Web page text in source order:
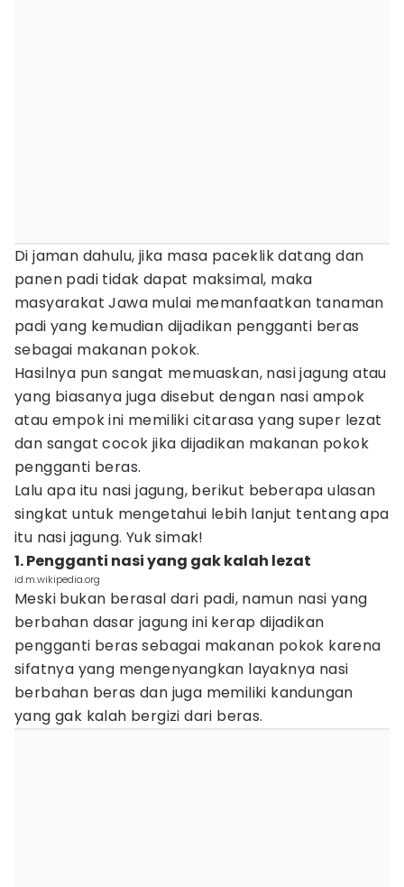
Di jaman dahulu, jika masa paceklik datang dan
panen padi tidak dapat maksimal, maka
masyarakat Jawa mulai memanfaatkan tanaman
padi yang kemudian dijadikan pengganti beras
sebagai makanan pokok.
Hasilnya pun sangat memuaskan, nasi jagung atau
yang biasanya juga disebut dengan nasi ampok
atau empok ini memiliki citarasa yang super lezat
dan sangat cocok jika dijadikan makanan pokok
pengganti beras.
Lalu apa itu nasi jagung, berikut beberapa ulasan
singkat untuk mengetahui lebih lanjut tentang apa
itu nasi jagung. Yuk simak!
1. Pengganti nasi yang gak kalah lezat
id.m.wikipedia.org
Meski bukan berasal dari padi, namun nasi yang
berbahan dasar jagung ini kerap dijadikan
pengganti beras sebagai makanan pokok karena
sifatnya yang mengenyangkan layaknya nasi
berbahan beras dan juga memiliki kandungan
yang gak kalah bergizi dari beras.